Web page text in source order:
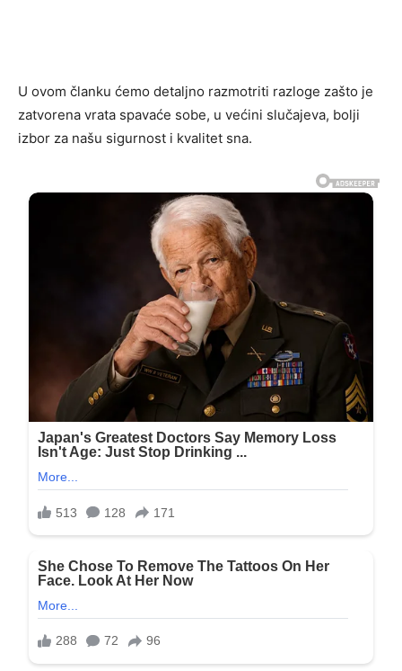
U ovom članku ćemo detaljno razmotriti razloge zašto je
zatvorena vrata spavaće sobe, u većini slučajeva, bolji
izbor za našu sigurnost i kvalitet sna.